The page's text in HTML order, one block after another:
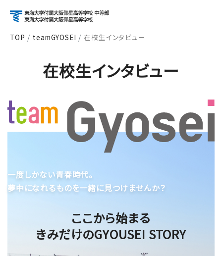
About 学校紹介
Course
School Life
TOP teamGYOSEI 在校生インタビュー
在校生インタビュー
一度しかない青春時代。
夢中になれるものを一緒に見つけませんか？
ここから始まる
きみだけのGYOUSEI STORY